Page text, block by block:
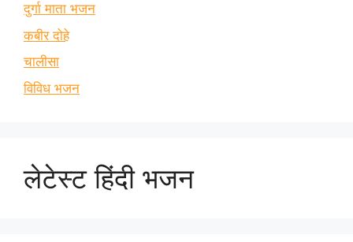
दुर्गा माता भजन
कबीर दोहे
चालीसा
विविध भजन
लेटेस्ट हिंदी भजन